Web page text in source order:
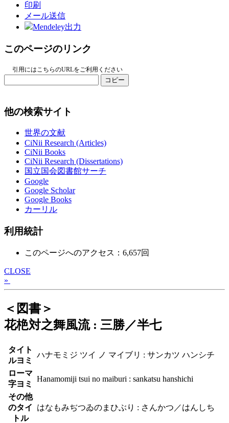
印刷
メール送信
Mendeley出力
このページのリンク
引用にはこちらのURLをご利用ください
コピー
他の検索サイト
世界の文献
CiNii Research (Articles)
CiNii Books
CiNii Research (Dissertations)
国立国会図書館サーチ
Google
Google Scholar
Google Books
カーリル
利用統計
このページへのアクセス：6,657回
CLOSE
»
＜図書＞
花栬対之舞風流 : 三勝／半七
タイト
ルヨミ
ハナモミジ ツイ ノ マイブリ : サンカツ ハンシチ
ローマ
字ヨミ
Hanamomiji tsui no maiburi : sankatsu hanshichi
その他
のタイ
トル
はなもみぢつゐのまひぶり : さんかつ／はんしち